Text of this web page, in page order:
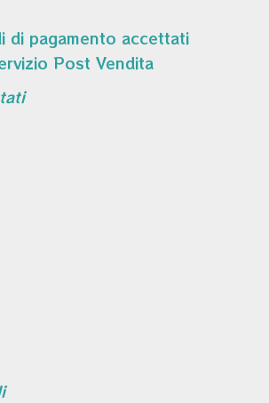
di pagamento accettati
Post Vendita